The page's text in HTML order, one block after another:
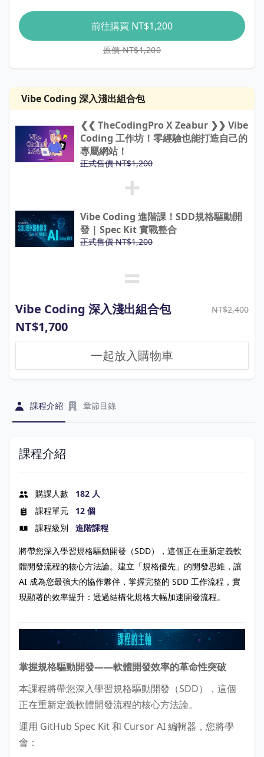
前往購買 NT$1,200
原價 NT$1,200
Vibe Coding 深入淺出組合包
❮❮ TheCodingPro X Zeabur ❯❯ Vibe
Coding 工作坊！零經驗也能打造自己的
專屬網站！
正式售價 NT$1,200
Vibe Coding 進階課！SDD規格驅動開
發 | Spec Kit 實戰整合
正式售價 NT$1,200
+
=
Vibe Coding 深入淺出組合包
NT$1,700
NT$2,400
一起放入購物車
課程介紹 章節目錄
課程介紹
購課人數
182 人
課程單元
12 個
課程級別
進階課程
將帶您深入學習規格驅動開發（SDD），這個正在重新定義軟
體開發流程的核心方法論。建立「規格優先」的開發思維，讓
AI 成為您最強大的協作夥伴，掌握完整的 SDD 工作流程，實
現顯著的效率提升：透過結構化規格大幅加速開發流程。
掌握規格驅動開發——軟體開發效率的革命性突破
本課程將帶您深入學習規格驅動開發（SDD），這個
正在重新定義軟體開發流程的核心方法論。
運用 GitHub Spec Kit 和 Cursor AI 編輯器，您將學
會：